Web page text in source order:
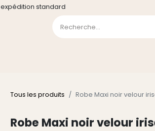
standard
Tous les produits Robe Maxi noir velour
Robe Maxi noir velour